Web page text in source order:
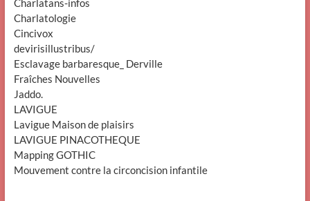
Charlatans-infos
Charlatologie
Cincivox
devirisillustribus/
Esclavage barbaresque_ Derville
Fraîches Nouvelles
Jaddo.
LAVIGUE
Lavigue Maison de plaisirs
LAVIGUE PINACOTHEQUE
Mapping GOTHIC
Mouvement contre la circoncision infantile